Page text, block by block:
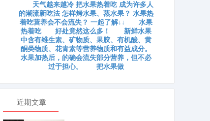
天气越来越冷 把水果热着吃 成为许多人
的潮流新吃法 怎样烤水果、蒸水果？ 水果热
着吃营养会不会流失？ 一起了解↓↓ 水果
热着吃 好处竟然这么多！ 新鲜水果
中含有维生素、矿物质、果胶、有机酸、黄
酮类物质、花青素等营养物质和有益成分。
水果加热后，的确会流失部分营养，但不必
过于担心。 把水果做
近期文章